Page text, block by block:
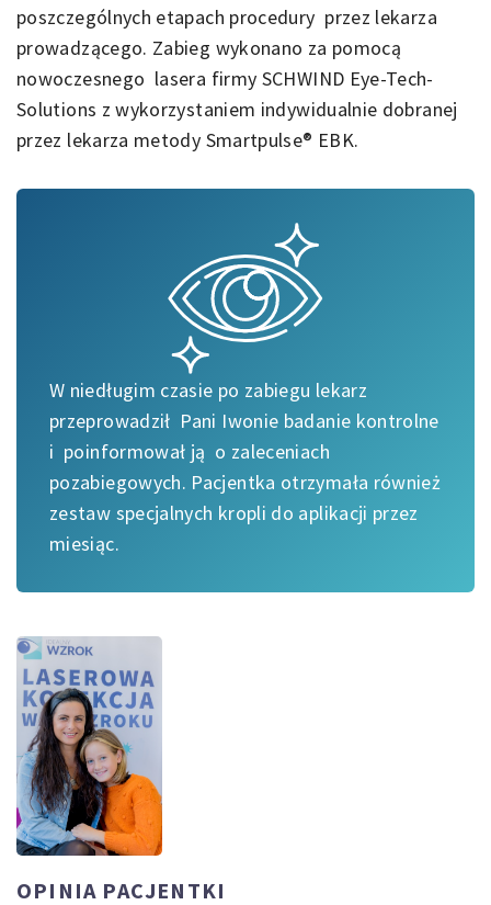
poszczególnych etapach procedury przez lekarza
prowadzącego. Zabieg wykonano za pomocą
nowoczesnego lasera firmy SCHWIND Eye-Tech-
Solutions z wykorzystaniem indywidualnie dobranej
przez lekarza metody Smartpulse® EBK.
W niedługim czasie po zabiegu lekarz
przeprowadził Pani Iwonie badanie kontrolne
i poinformował ją o zaleceniach
pozabiegowych. Pacjentka otrzymała również
zestaw specjalnych kropli do aplikacji przez
miesiąc.
OPINIA PACJENTKI